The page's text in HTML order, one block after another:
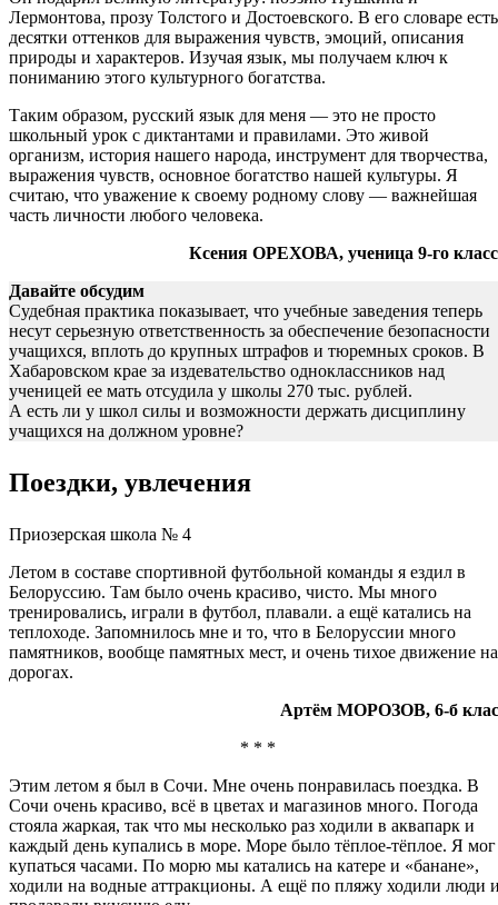
Лермонтова, прозу Толстого и Достоевского. В его словаре есть
десятки оттенков для выражения чувств, эмоций, описания
природы и характеров. Изучая язык, мы получаем ключ к
пониманию этого культурного богатства.
Таким образом, русский язык для меня — это не просто
школьный урок с диктантами и правилами. Это живой
организм, история нашего народа, инструмент для творчества,
выражения чувств, основное богатство нашей культуры. Я
считаю, что уважение к своему родному слову — важнейшая
часть личности любого человека.
Ксения ОРЕХОВА, ученица 9-го
Давайте обсудим
Судебная практика показывает, что учебные заведения теперь
несут серьезную ответственность за обеспечение безопасности
учащихся, вплоть до крупных штрафов и тюремных сроков. В
Хабаровском крае за издевательство одноклассников над
ученицей ее мать отсудила у школы 270 тыс. рублей.
А есть ли у школ силы и возможности держать дисциплину
учащихся на должном уровне?
Поездки, увлечения
Приозерская школа № 4
Летом в составе спортивной футбольной команды я ездил в
Белоруссию. Там было очень красиво, чисто. Мы много
тренировались, играли в футбол, плавали. а ещё катались на
теплоходе. Запомнилось мне и то, что в Белоруссии много
памятников, вообще памятных мест, и очень тихое движение на
дорогах.
Артём МОРОЗОВ, 6-б
* * *
Этим летом я был в Сочи. Мне очень понравилась поездка. В
Сочи очень красиво, всё в цветах и магазинов много. Погода
стояла жаркая, так что мы несколько раз ходили в аквапарк и
каждый день купались в море. Море было тёплое-тёплое. Я мог
купаться часами. По морю мы катались на катере и «банане»,
ходили на водные аттракционы. А ещё по пляжу ходили люди